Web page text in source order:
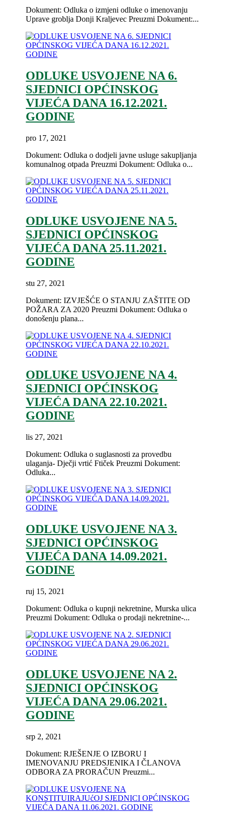
Dokument: Odluka o izmjeni odluke o imenovanju
Uprave groblja Donji Kraljevec Preuzmi Dokument:...
ODLUKE USVOJENE NA 6.
SJEDNICI OPĆINSKOG
VIJEĆA DANA 16.12.2021.
GODINE
pro 17, 2021
Dokument: Odluka o dodjeli javne usluge sakupljanja
komunalnog otpada Preuzmi Dokument: Odluka o...
ODLUKE USVOJENE NA 5.
SJEDNICI OPĆINSKOG
VIJEĆA DANA 25.11.2021.
GODINE
stu 27, 2021
Dokument: IZVJEŠĆE O STANJU ZAŠTITE OD
POŽARA ZA 2020 Preuzmi Dokument: Odluka o
donošenju plana...
ODLUKE USVOJENE NA 4.
SJEDNICI OPĆINSKOG
VIJEĆA DANA 22.10.2021.
GODINE
lis 27, 2021
Dokument: Odluka o suglasnosti za provedbu
ulaganja- Dječji vrtić Ftiček Preuzmi Dokument:
Odluka...
ODLUKE USVOJENE NA 3.
SJEDNICI OPĆINSKOG
VIJEĆA DANA 14.09.2021.
GODINE
ruj 15, 2021
Dokument: Odluka o kupnji nekretnine, Murska ulica
Preuzmi Dokument: Odluka o prodaji nekretnine-...
ODLUKE USVOJENE NA 2.
SJEDNICI OPĆINSKOG
VIJEĆA DANA 29.06.2021.
GODINE
srp 2, 2021
Dokument: RJEŠENJE O IZBORU I
IMENOVANJU PREDSJENIKA I ČLANOVA
ODBORA ZA PRORAČUN Preuzmi...